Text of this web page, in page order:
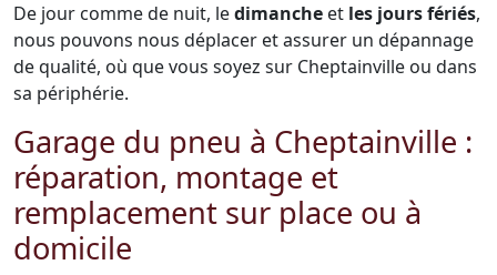
De jour comme de nuit, ledimanche et les jours fériés,
nous pouvons nous déplacer et assurer un dépannage
de qualité, où que vous soyez sur Cheptainville ou dans
sa périphérie.
Garage du pneu à Cheptainville :
réparation, montage et
remplacement sur place ou à
domicile